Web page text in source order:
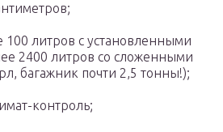
100 литров с установленными
2400 литров со сложенными
багажник почти 2,5 тонны!);
контроль;